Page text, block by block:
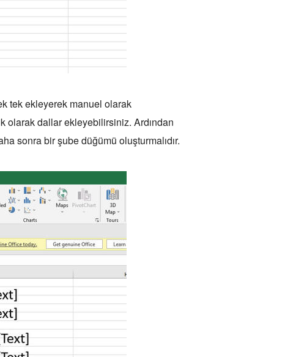
tek ekleyerek manuel olarak
olarak dallar ekleyebilirsiniz. Ardından
sonra bir şube düğümü oluşturmalıdır.